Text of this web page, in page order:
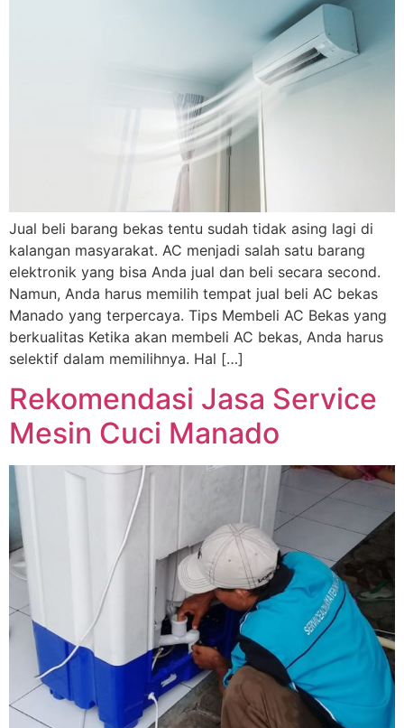
Jual beli barang bekas tentu sudah tidak asing lagi di
kalangan masyarakat. AC menjadi salah satu barang
elektronik yang bisa Anda jual dan beli secara second.
Namun, Anda harus memilih tempat jual beli AC bekas
Manado yang terpercaya. Tips Membeli AC Bekas yang
berkualitas Ketika akan membeli AC bekas, Anda harus
selektif dalam memilihnya. Hal […]
Rekomendasi Jasa Service
Mesin Cuci Manado